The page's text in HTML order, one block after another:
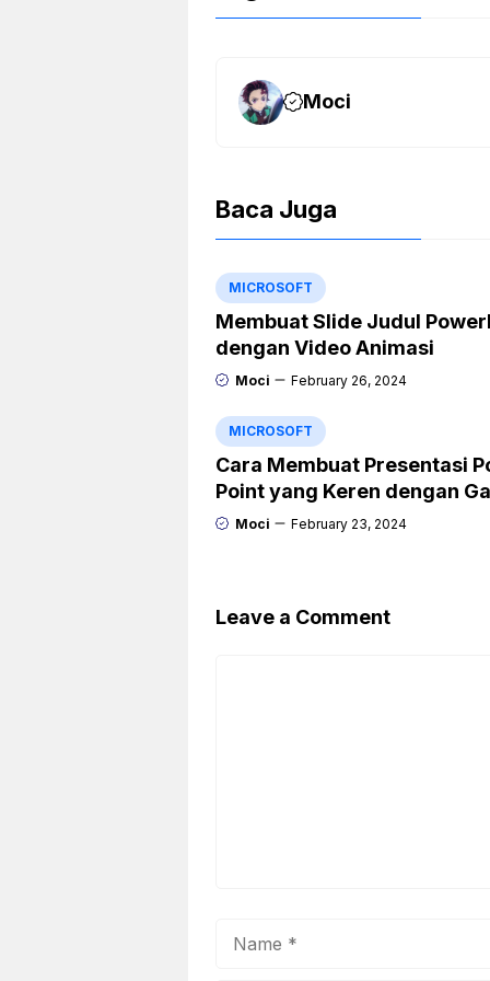
Moci
Baca Juga
MICROSOFT
Membuat Slide Judul
dengan Video Animasi
Moci February 26, 2024
MICROSOFT
Cara Membuat Presentasi
Point yang Keren dengan
Moci February 23, 2024
Leave a Comment